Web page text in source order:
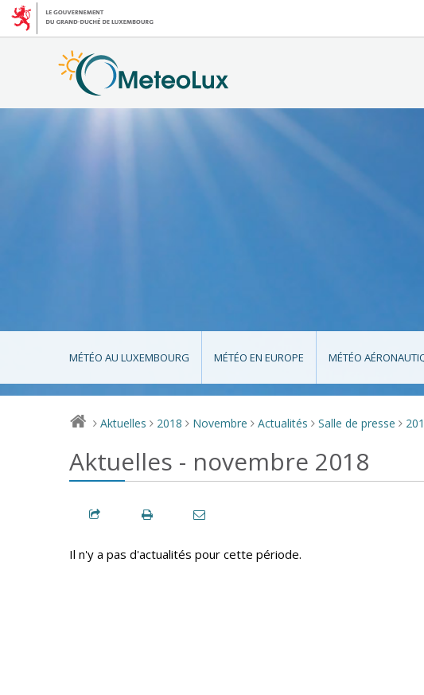
MÉTÉO AU LUXEMBOURG MÉTÉO EN EUROPE MÉTÉO
> Aktuelles > 2018 > Novembre > Actualités > Salle de presse >
Aktuelles - novembre 2018
Il n'y a pas d'actualités pour cette période.